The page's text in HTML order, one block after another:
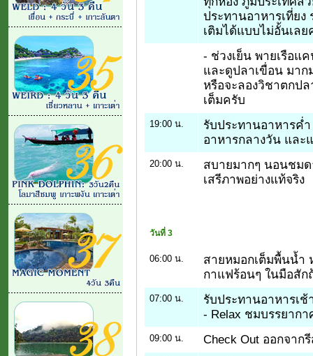
ประทานอาหารเที่ยง
เติมได้แบบไม่อั้นเลย
- ช่วงเย็น พายเรือแ
และดูปลาเขื่อน มาก
หรือจะลองวิชาตกป
เต็มครับ
19:00 น.
รับประทานอาหารค่
อาหารกลางวัน แล
20:00 น.
สบายมากๆ นอนชม
เสรีภาพอย่างแท้จริง
วันที่ 3
06:00 น.
สายหมอกเต็มพื้นน้ำ
กาแฟร้อนๆ ในมือสัก
07:00 น.
รับประทานอาหารเช้
- Relax ชมบรรยาก
09:00 น. Check Out ออกจา